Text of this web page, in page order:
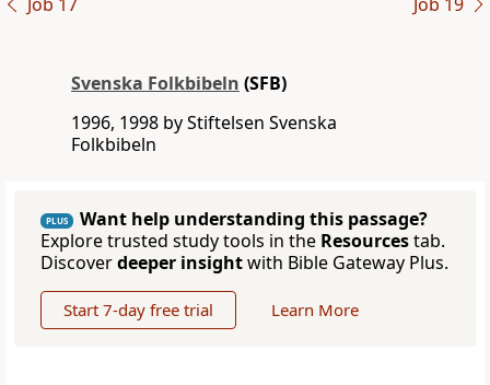
Svenska Folkbibeln (SFB)
1996, 1998 by Stiftelsen Svenska
Folkbibeln
PLUS
Want help understanding this passage?
Explore trusted study tools in the Resourcestab.
Discoverdeeper insightwith Bible Gateway Plus.
Start 7-day free trial Learn More